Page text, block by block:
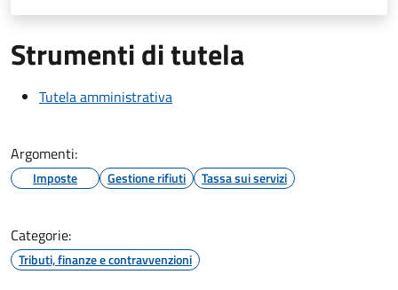
Strumenti di tutela
Tutela amministrativa
Argomenti:
Imposte Gestione rifiuti Tassa sui servizi
Categorie:
Tributi, finanze e contravvenzioni